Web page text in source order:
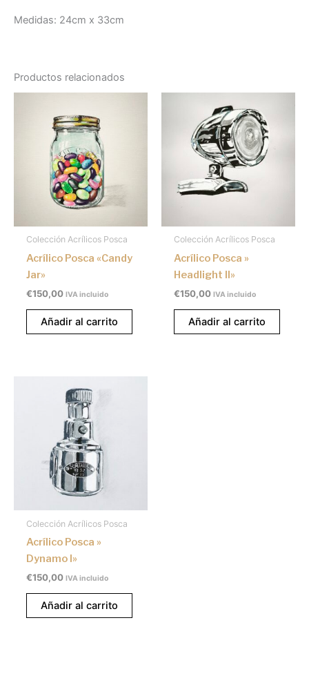
Medidas: 24cm x 33cm
Productos relacionados
Colección Acrílicos Posca
Acrílico Posca «Candy
Jar»
€150,00 IVA incluido
Añadir al carrito
Colección Acrílicos Posca
Acrílico Posca »
Headlight II»
€150,00 IVA incluido
Añadir al carrito
Colección Acrílicos Posca
Acrílico Posca »
Dynamo I»
€150,00 IVA incluido
Añadir al carrito